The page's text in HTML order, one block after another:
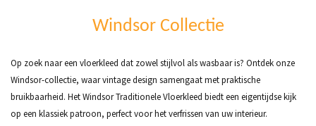
Windsor Collectie
Op zoek naar een vloerkleed dat zowel stijlvol als wasbaar is? Ontdek onze
Windsor-collectie, waar vintage design samengaat met praktische
bruikbaarheid. Het Windsor Traditionele Vloerkleed biedt een eigentijdse kijk
op een klassiek patroon, perfect voor het verfrissen van uw interieur.